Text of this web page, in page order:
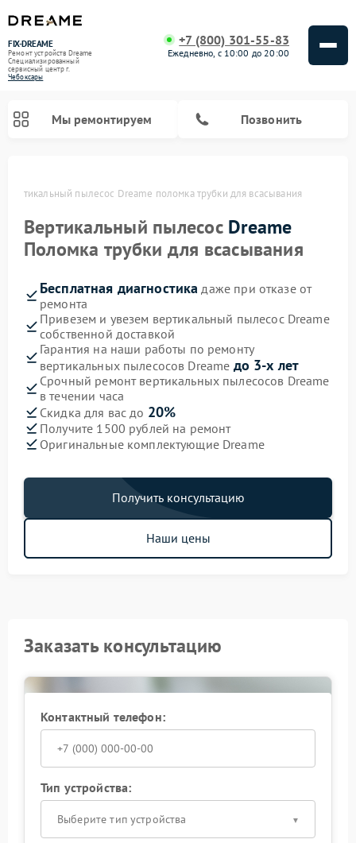
FIX-DREAME
Ремонт устройств Dreame
Специализированный
cервисный центр г.
Чебоксары
+7 (800) 301-55-83
Ежедневно, с 10:00 до 20:00
Мы ремонтируем Позвонить
Вертикальный пылесос Dreame поломка трубки для всасывания
Вертикальный пылесос Dreame
Поломка трубки для всасывания
Бесплатная диагностика даже при отказе от
ремонта
Привезем и увезем вертикальный пылесос Dreame
собственной доставкой
Гарантия на наши работы по ремонту
вертикальных пылесосов Dreame до 3-х лет
Срочный ремонт вертикальных пылесосов Dreame
в течении часа
Скидка для вас до 20%
Получите 1500 рублей на ремонт
Оригинальные комплектующие Dreame
Получить консультацию
Наши цены
Заказать консультацию
Контактный телефон:
Тип устройства:
Выберите тип устройства